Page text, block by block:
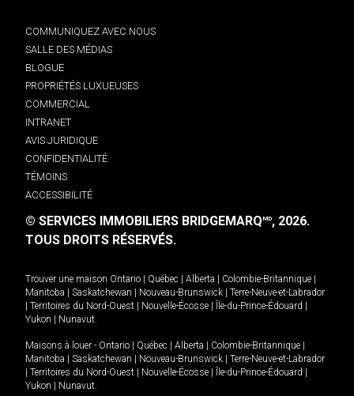
COMMUNIQUEZ AVEC NOUS
SALLE DES MÉDIAS
BLOGUE
PROPRIÉTÉS LUXUEUSES
COMMERCIAL
INTRANET
AVIS JURIDIQUE
CONFIDENTIALITÉ
TÉMOINS
ACCESSIBILITÉ
© SERVICES IMMOBILIERS BRIDGEMARQMD, 2026.
TOUS DROITS RÉSERVÉS.
Trouver une maison Ontario Québec Alberta Colombie-Britannique
Manitoba
Saskatchewan Nouveau-Brunswick
Terre-Neuve-et-Labrador
Territoires du Nord-Ouest Nouvelle-Écosse Île-du-Prince-Édouard
Yukon
Nunavut.
Maisons à louer - Ontario Québec Alberta Colombie-Britannique
Manitoba
Saskatchewan Nouveau-Brunswick
Terre-Neuve-et-Labrador
Territoires du Nord-Ouest Nouvelle-Écosse Île-du-Prince-Édouard
Yukon
Nunavut.